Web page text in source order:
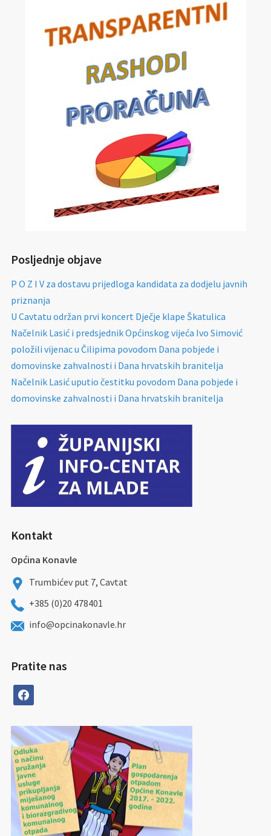
Posljednje objave
P O Z I V za dostavu prijedloga kandidata za dodjelu javnih
priznanja
U Cavtatu održan prvi koncert Dječje klape Škatulica
Načelnik Lasić i predsjednik Općinskog vijeća Ivo Simović
položili vijenac u Čilipima povodom Dana pobjede i
domovinske zahvalnosti i Dana hrvatskih branitelja
Načelnik Lasić uputio čestitku povodom Dana pobjede i
domovinske zahvalnosti i Dana hrvatskih branitelja
Kontakt
Općina Konavle
Trumbićev put 7, Cavtat
+385 (0)20 478401
info@opcinakonavle.hr
Pratite nas
facebook